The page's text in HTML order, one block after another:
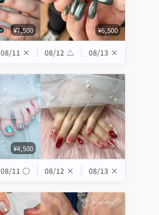
¥7,500 ¥6,500
08/11 × 08/12 △ 08/13 ×
¥4,500
08/11 ◯ 08/12 × 08/13 ×